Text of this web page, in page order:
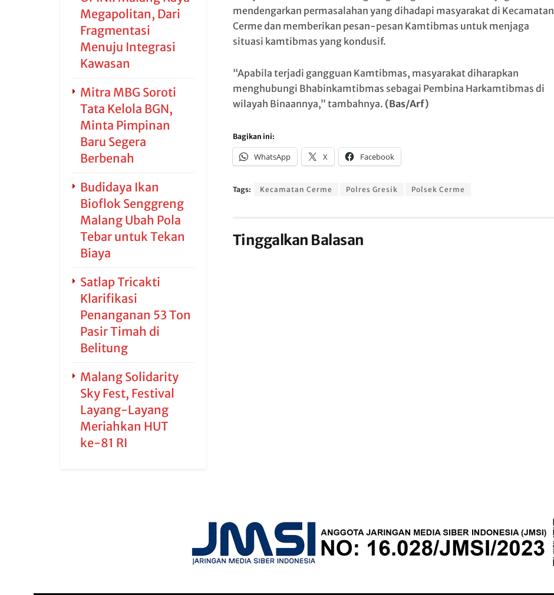
mendengarkan permasalahan yang dihadapi masyarakat di Kecamatan
Cerme dan memberikan pesan-pesan Kamtibmas untuk menjaga
situasi kamtibmas yang kondusif.
“Apabila terjadi gangguan Kamtibmas, masyarakat diharapkan
menghubungi Bhabinkamtibmas sebagai Pembina Harkamtibmas di
wilayah Binaannya,” tambahnya. (Bas/Arf)
Bagikan ini:
WhatsApp X Facebook
Tags: Kecamatan Cerme Polres Gresik Polsek Cerme
Tinggalkan Balasan
Megapolitan, Dari
Fragmentasi
Menuju Integrasi
Kawasan
Mitra MBG Soroti
Tata Kelola BGN,
Minta Pimpinan
Baru Segera
Berbenah
Budidaya Ikan
Bioflok Senggreng
Malang Ubah Pola
Tebar untuk Tekan
Biaya
Satlap Tricakti
Klarifikasi
Penanganan 53 Ton
Pasir Timah di
Belitung
Malang Solidarity
Sky Fest, Festival
Layang-Layang
Meriahkan HUT
ke-81 RI